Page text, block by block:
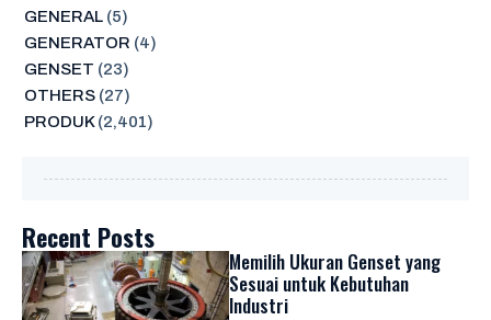
GENERAL(5)
GENERATOR (4)
GENSET (23)
OTHERS(27)
PRODUK(2,401)
Recent Posts
Memilih Ukuran Genset yang
Sesuai untuk Kebutuhan
Industri